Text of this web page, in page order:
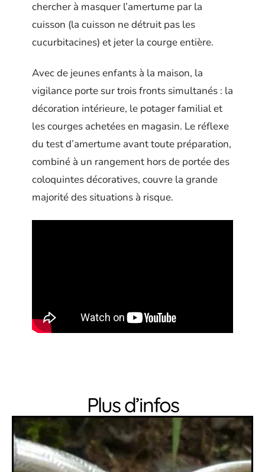
chercher à masquer l’amertume par la
cuisson (la cuisson ne détruit pas les
cucurbitacines) et jeter la courge entière.
Avec de jeunes enfants à la maison, la
vigilance porte sur trois fronts simultanés : la
décoration intérieure, le potager familial et
les courges achetées en magasin. Le réflexe
du test d’amertume avant toute préparation,
combiné à un rangement hors de portée des
coloquintes décoratives, couvre la grande
majorité des situations à risque.
Plus d’infos